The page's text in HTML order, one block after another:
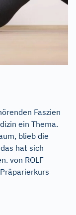
Faszien
ein Thema.
blieb die
hat sich
von ROLF